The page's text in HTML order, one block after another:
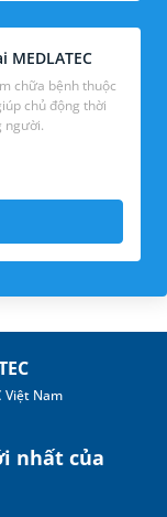
chữa bệnh thuộc
chủ động thời
đông người.
Việt Nam
nhất của